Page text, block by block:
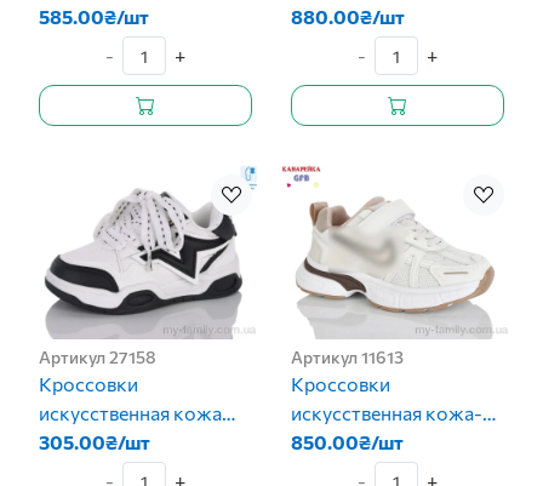
текстиль зеленый дети
585.00₴/шт
-
+
серый дети мальчик
880.00₴/шт
-
+
Артикул 27158
Кроссовки
искусственная кожа
белый дети девочка
305.00₴/шт
-
+
Артикул 11613
Кроссовки
искусственная кожа-
текстиль бежевый дети
850.00₴/шт
-
+